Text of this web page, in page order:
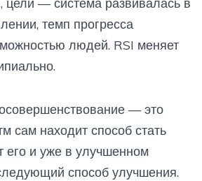
темп прогресса
людей. RSI меняет
— это
сам находит способ стать
его и уже в улучшенном
способ улучшения.